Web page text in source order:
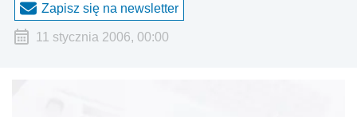
Zapisz się na newsletter
11 stycznia 2006, 00:00